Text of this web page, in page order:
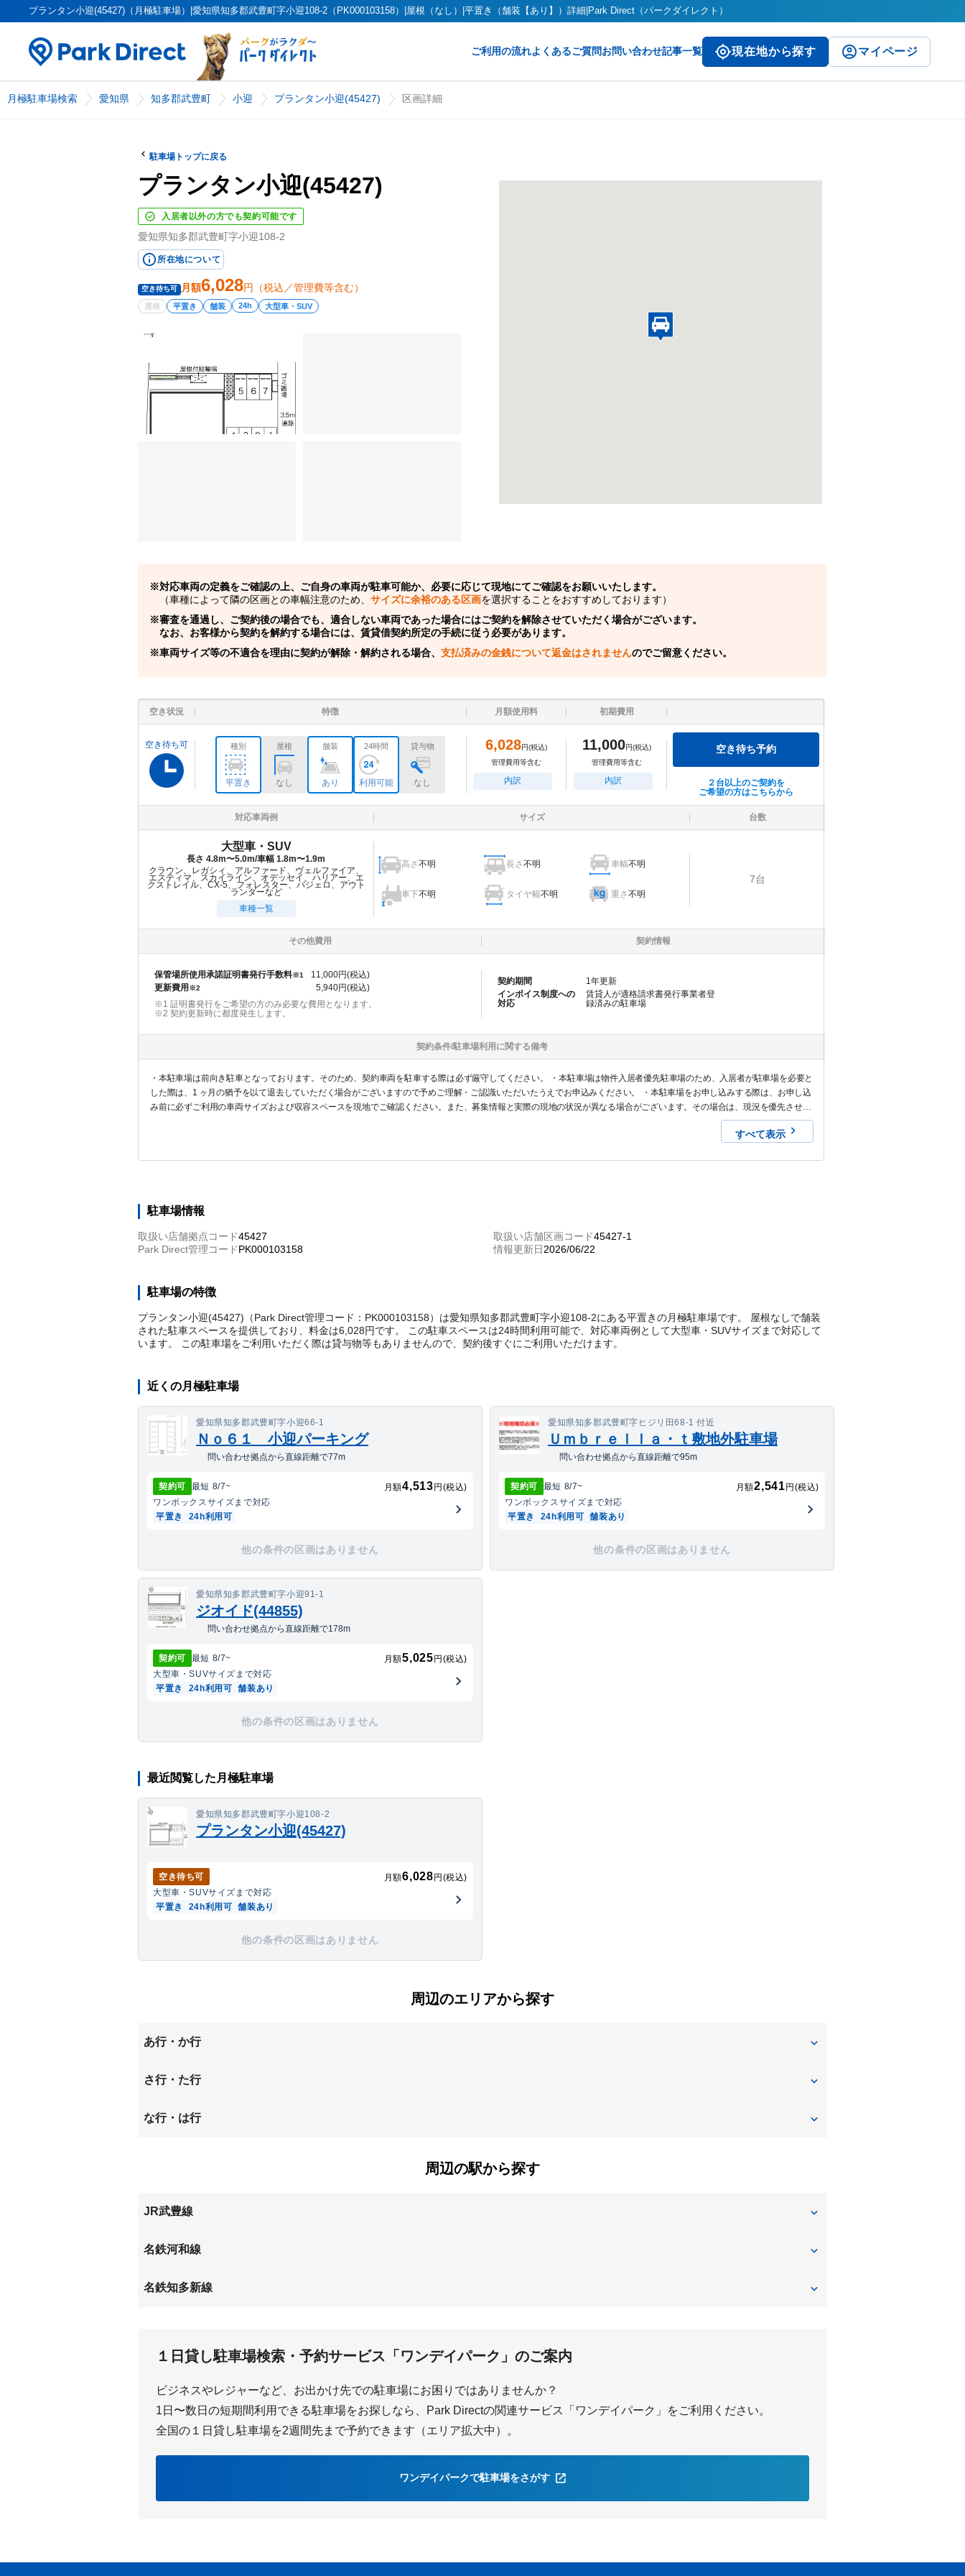
プランタン小迎(45427)（月極駐車場）|愛知県知多郡武豊町字小迎108-2（PK000103158）|屋根（なし）|平置き（舗装【あり】）詳細|Park Direct（パークダイレクト）
ご利用の流れよくあるご質問お問い合わせ記事一覧 現在地から探す マイページ
月極駐車場検索 愛知県 知多郡武豊町 小迎 プランタン小迎(45427) 区画詳細
駐車場トップに戻る
プランタン小迎(45427)
入居者以外の方でも契約可能です
愛知県知多郡武豊町字小迎108-2
所在地について
空き待ち可 月額6,028円（税込／管理費等含む）
屋根 平置き 舗装 24h 大型車・SUV
対応車両の定義をご確認の上、ご自身の車両が駐車可能か、必要に応じて現地にてご確認をお願いいたします。
（車種によって隣の区画との車幅注意のため、 サイズに余裕のある区画を選択することをおすすめしております）
審査を通過し、ご契約後の場合でも、適合しない車両であった場合にはご契約を解除させていただく場合がございます。
なお、お客様から契約を解約する場合には、賃貸借契約所定の手続に従う必要があります。
車両サイズ等の不適合を理由に契約が解除・解約される場合、 支払済みの金銭について返金はされませんのでご留意ください。
空き状況 特徴 月額使用料 初期費用
空き待ち可 種別
平置き
屋根
なし
舗装
あり
24時間
利用可能
貸与物
なし
6,028円(税込)
管理費用等含む
内訳
11,000円(税込)
管理費用等含む
内訳
空き待ち予約
２台以上のご契約を
ご希望の方はこちらから
対応車両例 サイズ 台数
大型車・SUV
長さ 4.8m〜5.0m/車幅 1.8m〜1.9m
クラウン、レガシィ、アルファード、ヴェルファイア、
エスティマ、スカイライン、オデッセイ、ハリアー、エ
クストレイル、CX-5、フォレスター、パジェロ、アウト
ランダーなど
車種一覧
高さ不明 長さ不明 車幅不明
車下不明 タイヤ幅不明 重さ不明
7台
その他費用 契約情報
保管場所使用承諾証明書発行手数料※1 11,000円(税込)
更新費用※2 5,940円(税込)
※1 証明書発行をご希望の方のみ必要な費用となります。
※2 契約更新時に都度発生します。
契約期間 1年更新
インボイス制度への
対応
賃貸人が適格請求書発行事業者登
録済みの駐車場
契約条件/駐車場利用に関する備考
・本駐車場は前向き駐車となっております。そのため、契約車両を駐車する際は必ず厳守してください。 ・本駐車場は物件入居者優先駐車場のため、入居者が駐車場を必要と
した際は、1 ヶ月の猶予を以て退去していただく場合がございますので予めご理解・ご認識いただいたうえでお申込みください。 ・本駐車場をお申し込みする際は、お申し込
み前に必ずご利用の車両サイズおよび収容スペースを現地でご確認ください。また、募集情報と実際の現地の状況が異なる場合がございます。その場合は、現況を優先させて
いただきますので気になる方はお申し込みをご遠慮ください。なお、契約締結後のキャンセルやクレームに対する返金は一切対応しませんので予めご認識ください。
すべて表示
駐車場情報
取扱い店舗拠点コード45427 取扱い店舗区画コード45427-1
Park Direct管理コードPK000103158 情報更新日2026/06/22
駐車場の特徴
プランタン小迎(45427)（Park Direct管理コード：PK000103158）は愛知県知多郡武豊町字小迎108-2にある平置きの月極駐車場です。 屋根なしで舗装
された駐車スペースを提供しており、料金は6,028円です。 この駐車スペースは24時間利用可能で、対応車両例として大型車・SUVサイズまで対応して
います。 この駐車場をご利用いただく際は貸与物等もありませんので、契約後すぐにご利用いただけます。
近くの月極駐車場
愛知県知多郡武豊町字小迎66-1
Ｎｏ６１ 小迎パーキング
問い合わせ拠点から直線距離で77m
契約可 最短 8/7~ 月額4,513 円(税込)
ワンボックスサイズまで対応
平置き
24h利用可
他の条件の区画はありません
愛知県知多郡武豊町字ヒジリ田68-1 付近
Ｕｍｂｒｅｌｌａ・ｔ敷地外駐車場
問い合わせ拠点から直線距離で95m
契約可 最短 8/7~ 月額2,541 円(税込)
ワンボックスサイズまで対応
平置き
24h利用可 舗装あり
他の条件の区画はありません
愛知県知多郡武豊町字小迎91-1
ジオイド(44855)
問い合わせ拠点から直線距離で178m
契約可 最短 8/7~ 月額5,025 円(税込)
大型車・SUVサイズまで対応
平置き
24h利用可 舗装あり
他の条件の区画はありません
最近閲覧した月極駐車場
愛知県知多郡武豊町字小迎108-2
プランタン小迎(45427)
空き待ち可 月額6,028 円(税込)
大型車・SUVサイズまで対応
平置き
24h利用可 舗装あり
他の条件の区画はありません
周辺のエリアから探す
あ行・か行
青山
さ行・た行
下門
な行・は行
周辺の駅から探す
JR武豊線
東成岩
名鉄河和線
上ゲ
名鉄知多新線
１日貸し駐車場検索・予約サービス「ワンデイパーク」のご案内
ビジネスやレジャーなど、お出かけ先での駐車場にお困りではありませんか？
1日〜数日の短期間利用できる駐車場をお探しなら、Park Directの関連サービス「ワンデイパーク」をご利用ください。
全国の１日貸し駐車場を2週間先まで予約できます（エリア拡大中）。
ワンデイパークで駐車場をさがす